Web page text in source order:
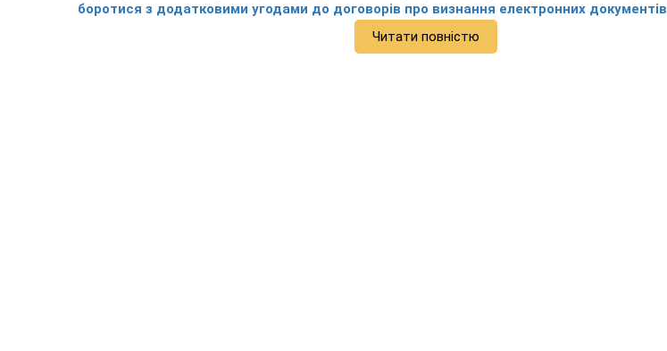
боротися з додатковими угодами до договорів про визнання електронних документів
Читати повністю